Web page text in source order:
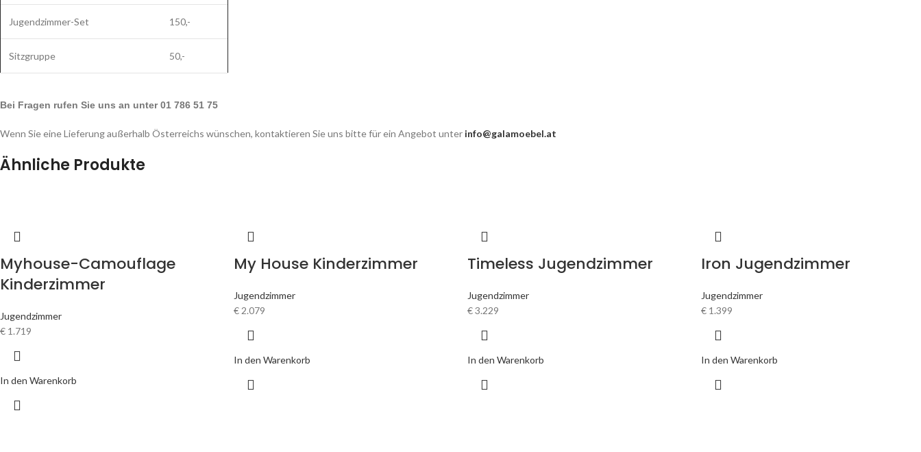
Jugendzimmer-Set 150,-
Sitzgruppe 50,-
Bei Fragen rufen Sie uns an unter 01 786 51 75
Wenn Sie eine Lieferung außerhalb Österreichs wünschen, kontaktieren Sie uns bitte für ein Angebot unter info@galamoebel.at
Ähnliche Produkte
Myhouse-Camouflage
Kinderzimmer
Jugendzimmer
€ 1.719
In den Warenkorb
My House Kinderzimmer
Jugendzimmer
€ 2.079
In den Warenkorb
Timeless Jugendzimmer
Jugendzimmer
€3.229
In den Warenkorb
Iron Jugendzimmer
Jugendzimmer
€ 1.399
In den Warenkorb